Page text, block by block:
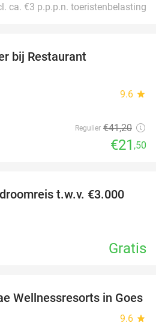
ca. €3 p.p.p.n. toeristenbelasting
bij Restaurant
9.6 star
Regulier €41,20
€21 ,50
t.w.v. €3.000
Gratis
49%
Wellnessresorts in Goes
9.6 star